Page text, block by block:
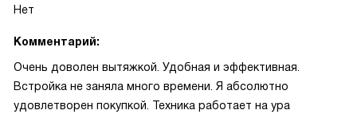
Нет
Комментарий:
Очень доволен вытяжкой. Удобная и эффективная.
Встройка не заняла много времени. Я абсолютно
удовлетворен покупкой. Техника работает на ура